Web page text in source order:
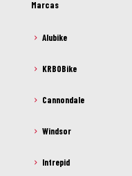
Marcas
Alubike
KRBOBike
Cannondale
Windsor
Intrepid